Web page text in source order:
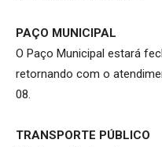
PAÇO MUNICIPAL
O Paço Municipal estará
retornando com o
08.
TRANSPORTE PÚBLICO